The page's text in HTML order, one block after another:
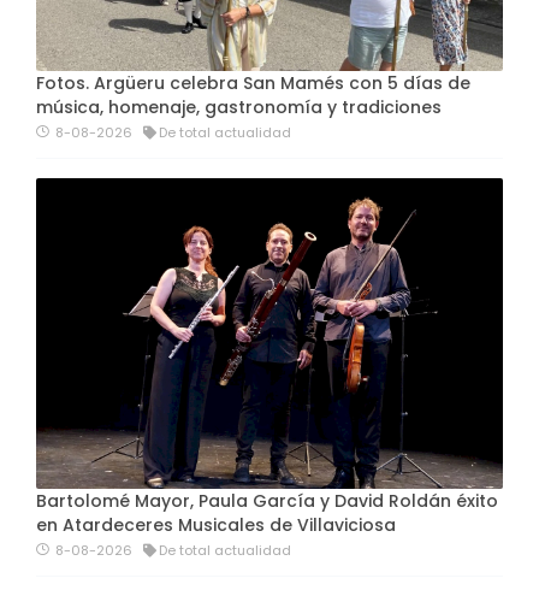
Fotos. Argüeru celebra San Mamés con 5 días de
música, homenaje, gastronomía y tradiciones
8-08-2026 De total actualidad
Bartolomé Mayor, Paula García y David Roldán éxito
en Atardeceres Musicales de Villaviciosa
8-08-2026 De total actualidad